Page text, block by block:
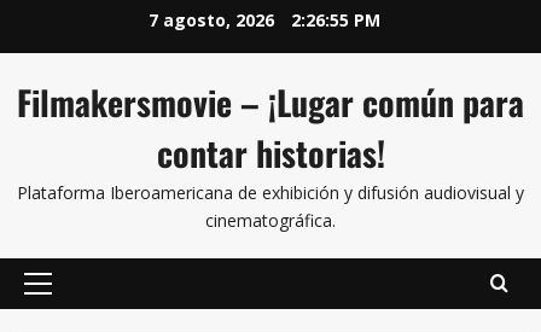
7 agosto, 2026 2:26:55 PM
Filmakersmovie – ¡Lugar común para
contar historias!
Plataforma Iberoamericana de exhibición y difusión audiovisual y
cinematográfica.